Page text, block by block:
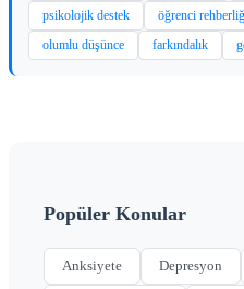
psikolojik destek
öğrenci
olumlu düşünce
farkındalık
Popüler Konular
Anksiyete Depresyon